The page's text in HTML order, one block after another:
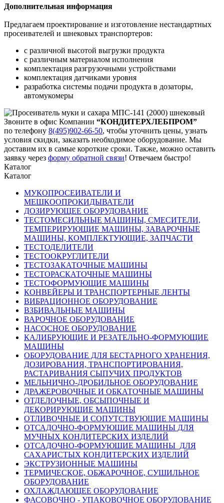
Дополнительная информация
Предлагаем проектирование и изготовление нестандартных
просеивателей и шнековых транспортеров:
с различной высотой выгрузки продукта
с различным материалом исполнения
комплектация разгрузочными устройствами
комплектация датчиками уровня
разработка системы подачи продукта в дозаторы,
автомукомеры
Звоните в офис Компании “КОНДИТЕРХЛЕБПРОМ”
по телефону 8(495)902-66-50, чтобы уточнить цены, узнать
условия скидки, заказать необходимое оборудование. Мы
доставим их в самые короткие сроки. Также, можно оставить
заявку через форму обратной связи! Отвечаем быстро!
Каталог
Каталог
МУКОПРОСЕИВАТЕЛИ И
МЕШКООПРОКИДЫВАТЕЛИ
ДОЗИРУЮЩЕЕ ОБОРУДОВАНИЕ
ТЕСТОМЕСИЛЬНЫЕ МАШИНЫ, СМЕСИТЕЛИ,
ТЕМПЕРИРУЮЩИЕ МАШИНЫ, ЗАВАРОЧНЫЕ
МАШИНЫ, КОМПЛЕКТУЮЩИЕ, ЗАПЧАСТИ
ТЕСТОДЕЛИТЕЛИ
ТЕСТООКРУГЛИТЕЛИ
ТЕСТОЗАКАТОЧНЫЕ МАШИНЫ
ТЕСТОРАСКАТОЧНЫЕ МАШИНЫ
ТЕСТОФОРМУЮЩИЕ МАШИНЫ
КОНВЕЙЕРЫ И ТРАНСПОРТЕРНЫЕ ЛЕНТЫ
ВИБРАЦИОННОЕ ОБОРУДОВАНИЕ
ВЗБИВАЛЬНЫЕ МАШИНЫ
ВАРОЧНОЕ ОБОРУДОВАНИЕ
НАСОСНОЕ ОБОРУДОВАНИЕ
КАЛИБРУЮЩИЕ И РЕЗАТЕЛЬНО-ФОРМУЮЩИЕ
МАШИНЫ
ОБОРУДОВАНИЕ ДЛЯ БЕСТАРНОГО ХРАНЕНИЯ,
ДОЗИРОВАНИЯ, ТРАНСПОРТИРОВАНИЯ,
РАСТАРИВАНИЯ СЫПУЧИХ ПРОДУКТОВ
МЕЛЬНИЧНО-ДРОБИЛЬНОЕ ОБОРУДОВАНИЕ
ДРАЖЕРОВОЧНЫЕ И ОБКАТОЧНЫЕ МАШИНЫ
ОТДЕЛОЧНЫЕ, ОБСЫПОЧНЫЕ И
ДЕКОРИРУЮЩИЕ МАШИНЫ
ОТЛИВОЧНЫЕ И СОПУТСТВУЮЩИЕ МАШИНЫ
ОТСАДОЧНО-ФОРМУЮЩИЕ МАШИНЫ ДЛЯ
МУЧНЫХ КОНДИТЕРСКИХ ИЗДЕЛИЙ
ОТСАДОЧНО-ФОРМУЮЩИЕ МАШИНЫ ДЛЯ
САХАРИСТЫХ КОНДИТЕРСКИХ ИЗДЕЛИЙ
ЭКСТРУЗИОННЫЕ МАШИНЫ
ТЕРМИЧЕСКОЕ, ОБЖАРОЧНОЕ, СУШИЛЬНОЕ
ОБОРУДОВАНИЕ
ОХЛАЖДАЮЩЕЕ ОБОРУДОВАНИЕ
ФАСОВОЧНО - УПАКОВОЧНОЕ ОБОРУДОВАНИЕ